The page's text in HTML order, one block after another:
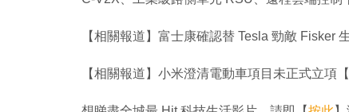
【相關報道】富士康確認替 Tesla 勁敵 Fisker
【相關報道】小米澄清電動車項目未正式立項【